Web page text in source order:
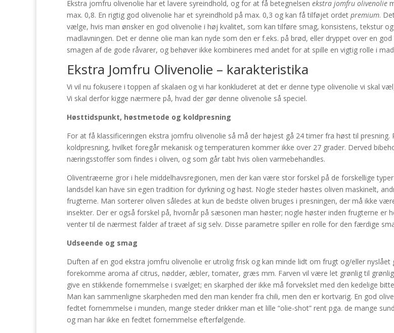
Ekstra jomfru olivenolie har et lavere syreindhold, og for at få betegnelsen ekstra jomfru olivenolie
max. 0,8. En rigtig god olivenolie har et syreindhold på max. 0,3 og kan få tilføjet ordet premium.
vælge, hvis man ønsker en god olivenolie i høj kvalitet, som kan tilføre smag, konsistens, tekstur
madlavningen. Det er denne olie man kan nyde som den er f.eks. på brød, eller dryppet over en
smagen af de gode råvarer, og behøver ikke kombineres med andet for at spille en vigtig rolle i
Ekstra Jomfru Olivenolie – karakteristika
Vi vil nu fokusere i toppen af skalaen og vi har konkluderet at det er denne type olivenolie vi skal
Vi skal derfor kigge nærmere på, hvad der gør denne olivenolie så speciel.
Høsttidspunkt, høstmetode og koldpresning
For at få klassificeringen ekstra jomfru olivenolie så må der højest gå 24 timer fra høst til presning.
koldpresning, hvilket foregår mekanisk og temperaturen kommer ikke over 27 grader. Derved
næringsstoffer som findes i oliven, og som går tabt hvis olien varmebehandles.
Oliventræerne gror i hele middelhavsregionen, men der kan være stor forskel på de forskellige
landsdel kan have sin egen tradition for dyrkning og høst. Nogle steder høstes oliven maskinelt,
frugterne. Man sorterer oliven således at kun de bedste oliven bruges i presningen, der må ikke
insekter. Der er også forskel på, hvornår på sæsonen man høster; nogle høster inden frugterne er
venter til de nærmest falder af træet af sig selv. Disse parametre spiller en rolle for den færdige
Udseende og smag
Duften af en god ekstra jomfru olivenolie er utrolig frisk og kan minde lidt om frugt og/eller nyslået
forekomme aroma af citrus, nødder, æbler, tomater, græs mm. Farven vil være let grønlig til
give en stikkende fornemmelse i svælget; en skarphed der ikke må forvekslet med den kedelige
Man kan sammenligne skarpheden med den man kender fra chili, men den er kortvarig. En god
fedtet fornemmelse i munden, mange steder drikker man et lille “olie-shot” rent pga. de mange
og man har ikke en fedtet fornemmelse efterfølgende.